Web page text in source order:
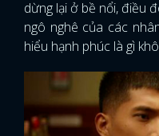
dừng lại ở bề nổi, điều
ngô nghê của các
hiểu hạnh phúc là gì